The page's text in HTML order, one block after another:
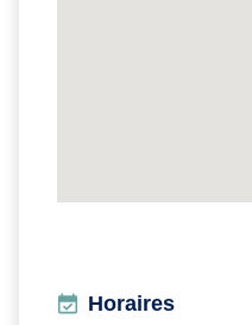
Horaires